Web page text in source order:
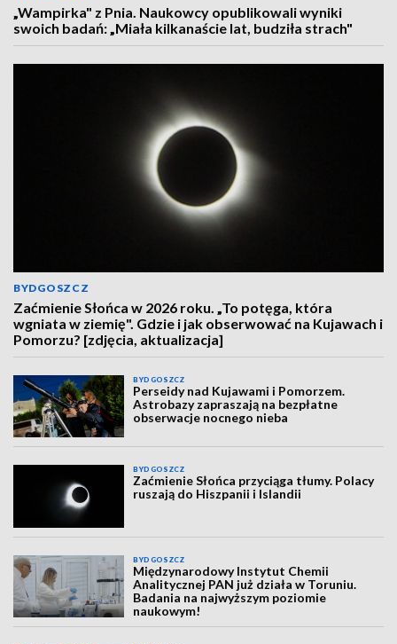
„Wampirka" z Pnia. Naukowcy opublikowali wyniki
swoich badań: „Miała kilkanaście lat, budziła strach"
BYDGOSZCZ
Zaćmienie Słońca w 2026 roku. „To potęga, która
wgniata w ziemię". Gdzie i jak obserwować na Kujawach i
Pomorzu? [zdjęcia, aktualizacja]
BYDGOSZCZ
Perseidy nad Kujawami i Pomorzem.
Astrobazy zapraszają na bezpłatne
obserwacje nocnego nieba
BYDGOSZCZ
Zaćmienie Słońca przyciąga tłumy. Polacy
ruszają do Hiszpanii i Islandii
BYDGOSZCZ
Międzynarodowy Instytut Chemii
Analitycznej PAN już działa w Toruniu.
Badania na najwyższym poziomie
naukowym!